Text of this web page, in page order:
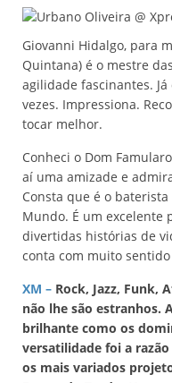
Giovanni Hidalgo, para
Quintana) é o mestre
agilidade fascinantes.
vezes. Impressiona.
tocar melhor.
Conheci o Dom
aí uma amizade e
Consta que é o
Mundo. É um excelente
divertidas histórias de
conta com muito
XM – Rock, Jazz, Funk,
não lhe são estranhos.
brilhante como os
versatilidade foi a
os mais variados